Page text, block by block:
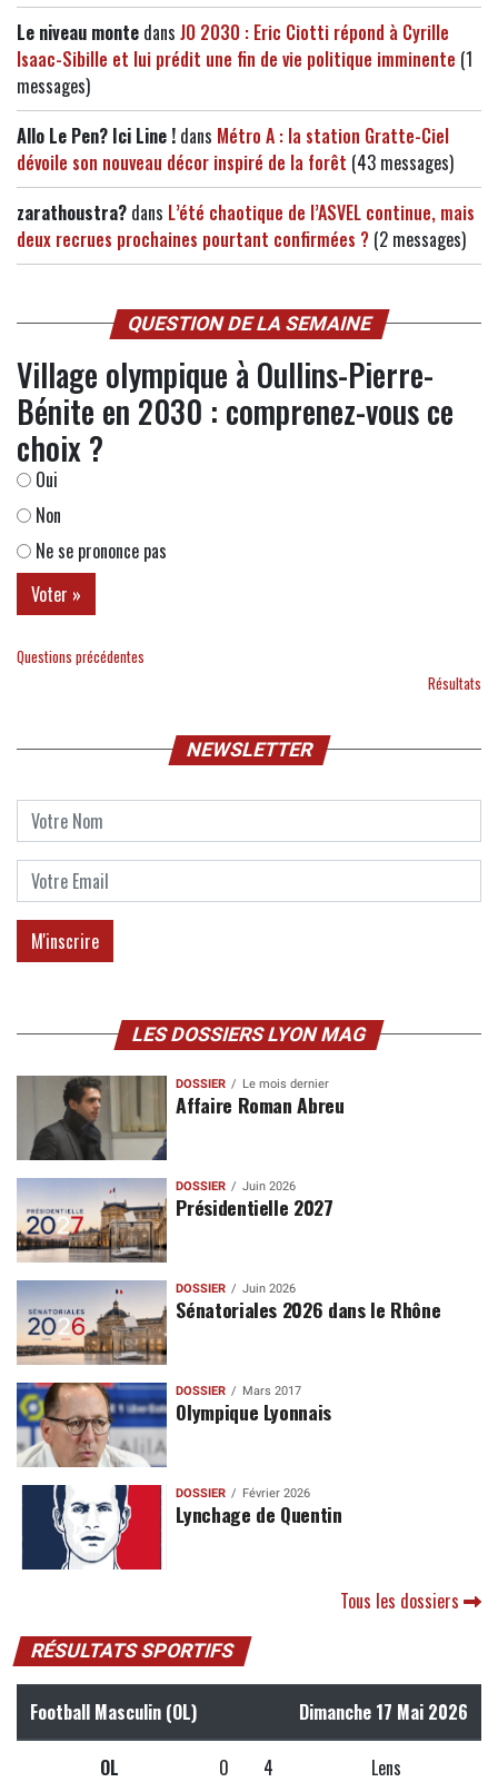
Le niveau monte dans JO 2030 : Eric Ciotti répond à Cyrille
Isaac-Sibille et lui prédit une fin de vie politique imminente (1
messages)
Allo Le Pen? Ici Line ! dans Métro A : la station Gratte-Ciel
dévoile son nouveau décor inspiré de la forêt (43 messages)
zarathoustra? dans L’été chaotique de l’ASVEL continue, mais
deux recrues prochaines pourtant confirmées ? (2 messages)
QUESTION DE LA SEMAINE
Village olympique à Oullins-Pierre-
Bénite en 2030 : comprenez-vous ce
choix ?
Oui
Non
Ne se prononce pas
Questions précédentes
Résultats
NEWSLETTER
LES DOSSIERS LYON MAG
DOSSIER Le mois dernier
Affaire Roman Abreu
DOSSIER Juin 2026
Présidentielle 2027
DOSSIER Juin 2026
Sénatoriales 2026 dans le Rhône
DOSSIER Mars 2017
Olympique Lyonnais
DOSSIER Février 2026
Lynchage de Quentin
Tous les dossiers
RÉSULTATS SPORTIFS
Football Masculin (OL) Dimanche 17 Mai 2026
OL 0 4 Lens